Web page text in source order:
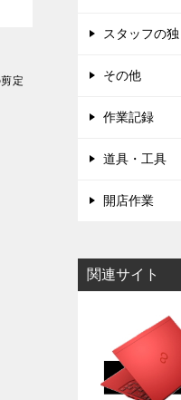
定
スタッフの
その他
作業記録
道具・工具
開店作業
関連サイト